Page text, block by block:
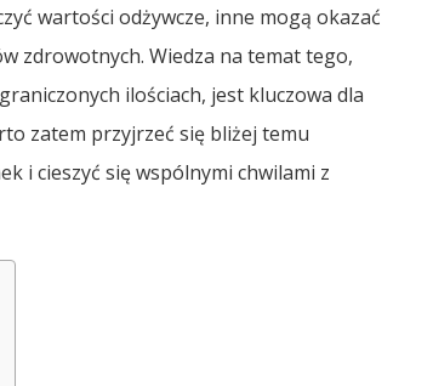
wartości odżywcze, inne mogą okazać
zdrowotnych. Wiedza na temat tego,
ilościach, jest kluczowa dla
zatem przyjrzeć się bliżej temu
i cieszyć się wspólnymi chwilami z